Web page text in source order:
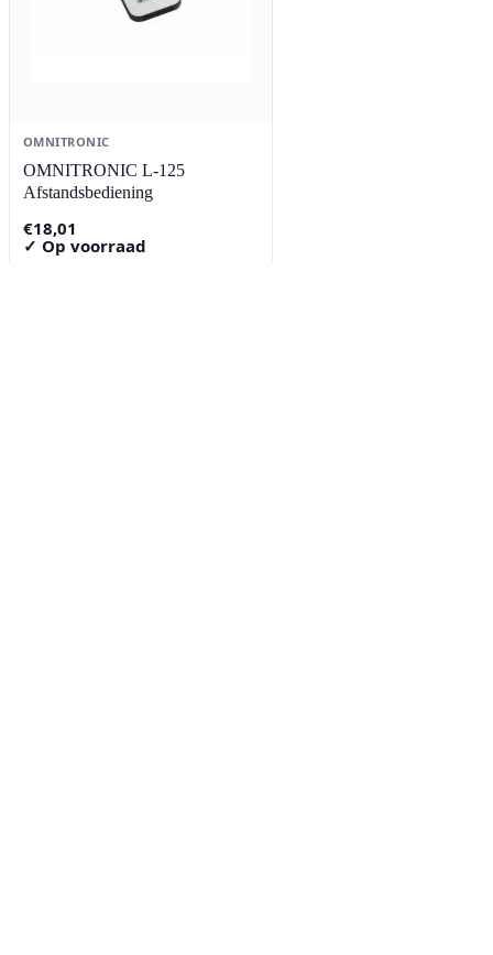
OMNITRONIC
OMNITRONIC L-125
Afstandsbediening
€18,01
✓ Op voorraad